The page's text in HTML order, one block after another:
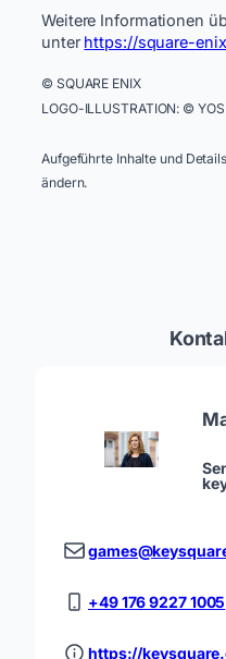
Weitere Informationen
unterhttps://square-
© SQUARE ENIX ​
LOGO-ILLUSTRATION: ©
Aufgeführte Inhalte und
ändern.
+49 176 9227 1005
https://